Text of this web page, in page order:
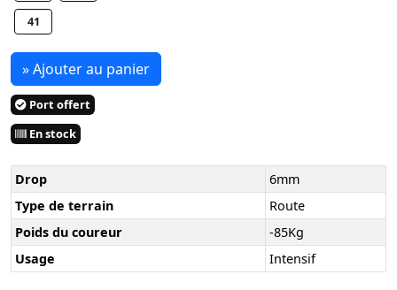
41
» Ajouter au panier
Port offert
En stock
Drop
6mm
Type de terrain
Route
Poids du coureur
-85Kg
Usage
Intensif